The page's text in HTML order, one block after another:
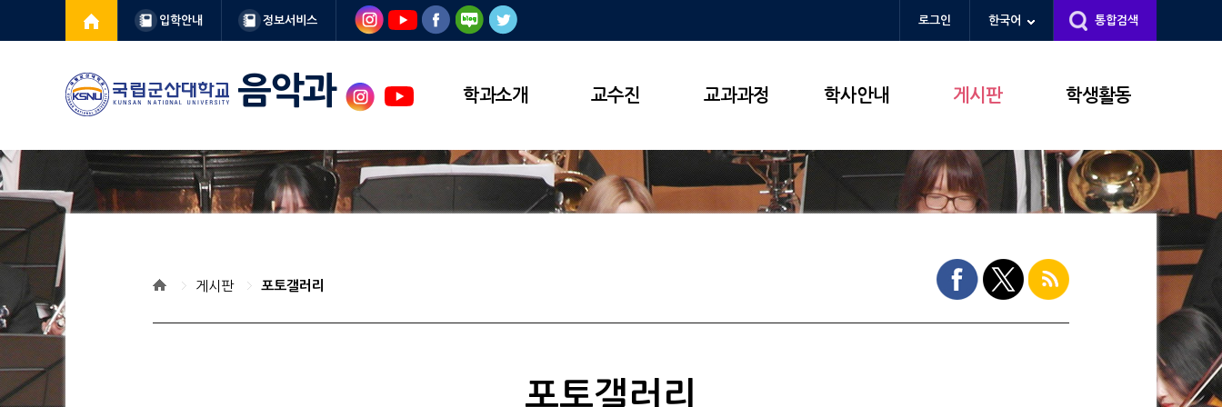
입학안내 정보서비스 로그인 한국어 통합검색
음악과 학과소개 교수진 교과과정 학사안내 게시판 학생활동
게시판 포토갤러리
포토갤러리